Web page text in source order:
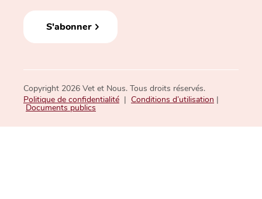
S'abonner
Copyright 2026 Vet et Nous. Tous droits réservés.
Politique de confidentialité | Conditions d’utilisation |
Documents publics